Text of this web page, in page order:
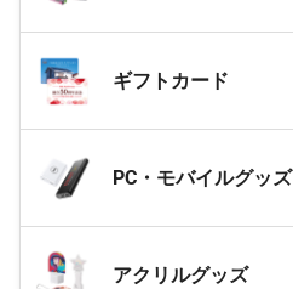
ギフトカード
PC・モバイルグッズ
アクリルグッズ